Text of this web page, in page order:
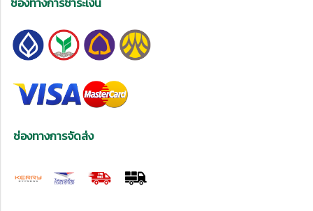
ช่องทางการจัดส่ง